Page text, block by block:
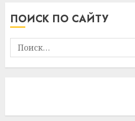
ПОИСК ПО САЙТУ
Найти: